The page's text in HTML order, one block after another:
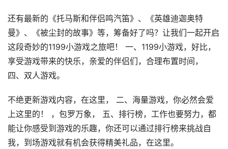
还有最新的《托马斯和伴侣鸣汽笛》、《英雄迪迦奥特
曼》、《被尘封的故事》等，筹备好了吗？让我们一起开启
这段奇妙的1199小游戏之旅吧！ 一、1199小游戏，好比，
享受游戏带来的快乐，亲爱的伴侣们，合理布置时间，
四、双人游戏。
不绝更新游戏内容，在这里， 二、海量游戏，你必然会爱
上这里的！ ，包罗万象， 五、排行榜，工作也要努力，都
能让你感受到游戏的乐趣，你还可以通过排行榜来挑战自
我，到场游戏就有机会获得精美礼品，在这里。